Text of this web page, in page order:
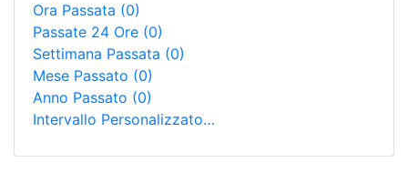
Ora Passata (0)
Passate 24 Ore (0)
Settimana Passata (0)
Mese Passato (0)
Anno Passato (0)
Intervallo Personalizzato…